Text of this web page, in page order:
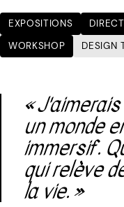
EXPOSITIONS
WORKSHOP
DESIGN
«
un monde
immersif.
qui relève
la vie. »